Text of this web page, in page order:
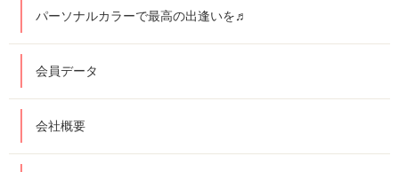
パーソナルカラーで最高の出逢いを♬
会員データ
会社概要